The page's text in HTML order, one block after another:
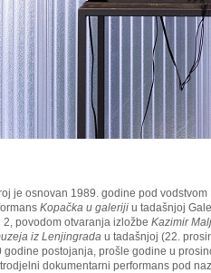
je osnovan 1989. godine pod
Kopačka u galeriji u tadašnjoj
povodom otvaranja izložbe Kazimir
iz Lenjingrada u tadašnjoj (22.
postojanja, prošle godine u
dokumentarni performans pod